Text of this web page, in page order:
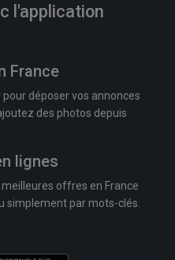
l'application
France
déposer vos annonces
des photos depuis
lignes
offres en France
simplement par mots-clés.